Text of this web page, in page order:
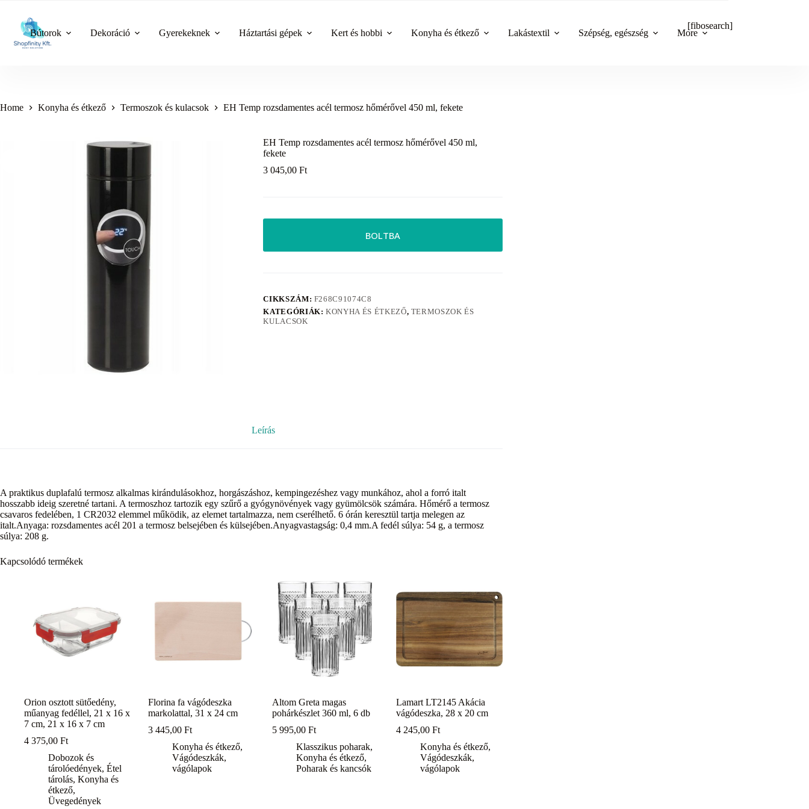
content
Bútorok Dekoráció Gyerekeknek Háztartási gépek Kert és hobbi Konyha és étkező Lakástextil Szépség, egészség More
[fibosearch]
Home Konyha és étkező Termoszok és kulacsok EH Temp rozsdamentes acél termosz hőmérővel 450 ml, fekete
EH Temp rozsdamentes acél termosz hőmérővel 450 ml,
fekete
3 045,00Ft
BOLTBA
CIKKSZÁM: F268C91074C8
KATEGÓRIÁK:KONYHA ÉS ÉTKEZŐ, TERMOSZOK ÉS
KULACSOK
Leírás
A praktikus duplafalú termosz alkalmas kirándulásokhoz, horgászáshoz, kempingezéshez vagy munkához, ahol a forró italt
hosszabb ideig szeretné tartani. A termoszhoz tartozik egy szűrő a gyógynövények vagy gyümölcsök számára. Hőmérő a termosz
csavaros fedelében, 1 CR2032 elemmel működik, az elemet tartalmazza, nem cserélhető. 6 órán keresztül tartja melegen az
italt.Anyaga: rozsdamentes acél 201 a termosz belsejében és külsejében.Anyagvastagság: 0,4 mm.A fedél súlya: 54 g, a termosz
súlya: 208 g.
Kapcsolódó termékek
Orion osztott sütőedény,
műanyag fedéllel, 21 x 16 x
7 cm, 21 x 16 x 7 cm
4 375,00 Ft
Dobozok és
tárolóedények, Étel
tárolás, Konyha és
étkező,
Üvegedények
Florina fa vágódeszka
markolattal, 31 x 24 cm
3 445,00Ft
Konyha és étkező,
Vágódeszkák,
vágólapok
Altom Greta magas
pohárkészlet 360 ml, 6 db
5 995,00Ft
Klasszikus poharak,
Konyha és étkező,
Poharak és kancsók
Lamart LT2145 Akácia
vágódeszka, 28 x 20 cm
4 245,00Ft
Konyha és étkező,
Vágódeszkák,
vágólapok